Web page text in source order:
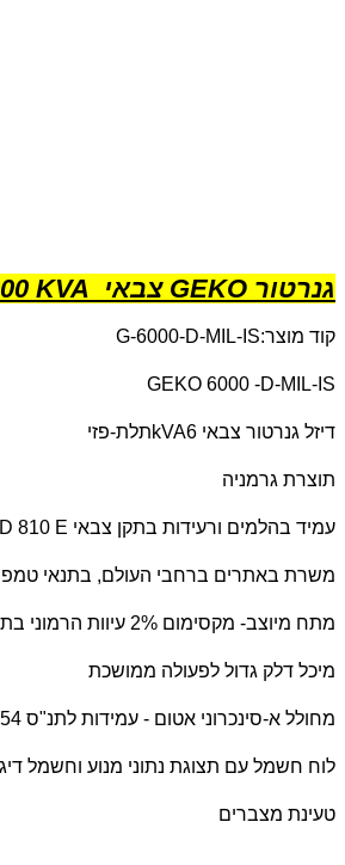
גנרטור GEKO צבאי KVA
קוד מוצר:G-6000-D-MIL-IS
GEKO 6000 -D-MIL-IS
דיזל גנרטור צבאי 6 kVAתלת-פזי
תוצרת גרמניה
עמיד בהלמים ורעידות בתקן צבאי 810 E
משרת באתרים ברחבי העולם, בתנאי
מתח מיוצב- מקסימום 2% עיוות הרמוני בתדר
מיכל דלק גדול לפעולה ממושכת
מחולל א-סינכרוני אטום - עמידות לתנ"ס
לוח חשמל עם תצוגת נתוני מנוע וחשמל
טעינת מצברים